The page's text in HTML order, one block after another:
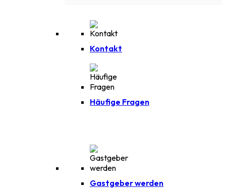
Kontakt
Häufige Fragen
Gastgeber werden